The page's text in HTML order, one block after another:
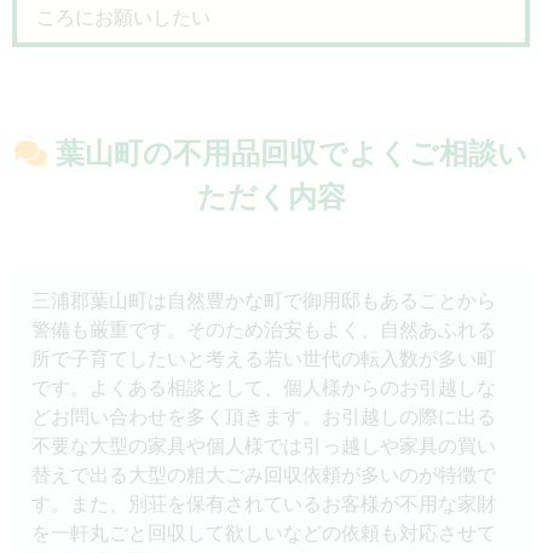
ころにお願いしたい
葉山町の不用品回収でよくご相談い
ただく内容
三浦郡葉山町は自然豊かな町で御用邸もあることから
警備も厳重です。そのため治安もよく、自然あふれる
所で子育てしたいと考える若い世代の転入数が多い町
です。よくある相談として、個人様からのお引越しな
どお問い合わせを多く頂きます。お引越しの際に出る
不要な大型の家具や個人様では引っ越しや家具の買い
替えで出る大型の粗大ごみ回収依頼が多いのが特徴で
す。また、別荘を保有されているお客様が不用な家財
を一軒丸ごと回収して欲しいなどの依頼も対応させて